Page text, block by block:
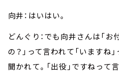
向井：はいはい。
どんぐり：でも向井さんは「
の？」って言われて「いますね」
聞かれて。「出役」ですねって